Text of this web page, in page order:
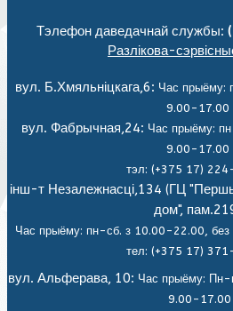
Тэлефон даведачнай службы:
Разлікова-
вул. Б.Хмяльніцкага,6: Час прыёму:
9.00-17.00
вул. Фабрычная,24: Час прыёму:
9.00-17.00
тэл: (+375 17)
інш-т Незалежнасці,134 (ГЦ
дом",
Час прыёму: пн-сб. з 10.00-22.00, без
тел: (+375 17)
вул. Альферава, 10: Час прыёму: Пн-
9.00-17.00